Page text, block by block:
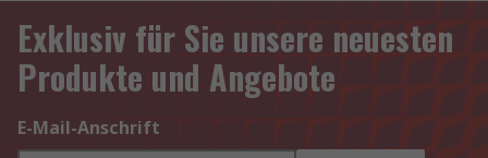
Exklusiv für Sie unsere neuesten
Produkte und Angebote
E-Mail-Anschrift